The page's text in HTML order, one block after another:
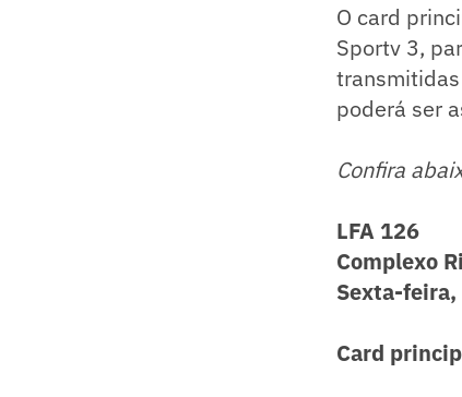
O card
Sportv 3,
poderá ser
Confira
LFA 126
Complexo
Sexta-feira,
Card